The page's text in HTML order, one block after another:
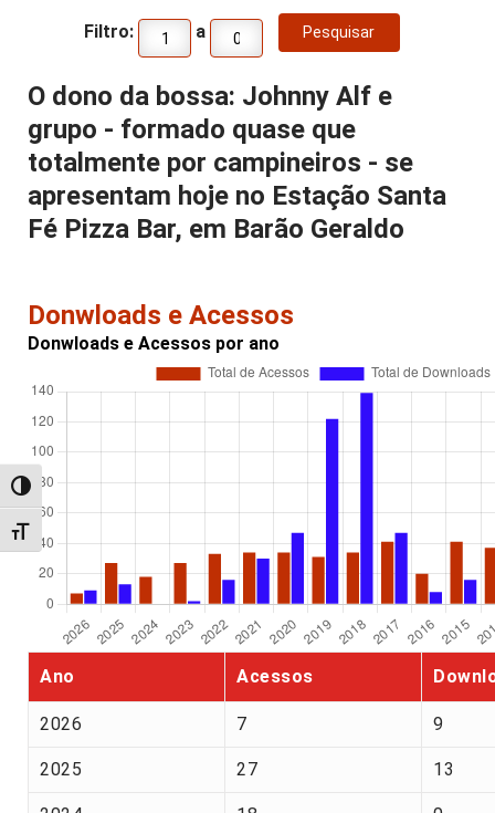
Alternar alto contraste
Alternar tamanho da fonte
Filtro: a
O dono da bossa: Johnny Alf e
grupo - formado quase que
totalmente por campineiros - se
apresentam hoje no Estação Santa
Fé Pizza Bar, em Barão Geraldo
Donwloads e Acessos
Donwloads e Acessos por ano
Ano Acessos
2026 7 9
2025 27 13